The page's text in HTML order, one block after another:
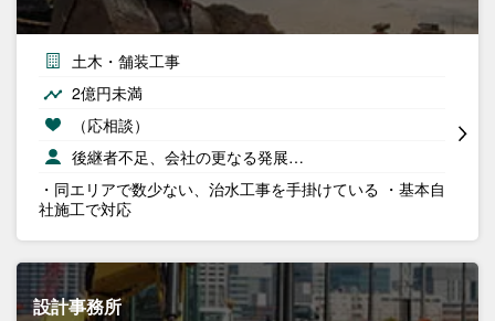
土木・舗装工事
2億円未満
（応相談）
後継者不足、会社の更なる発展…
・同エリアで数少ない、治水工事を手掛けている ・基本自
社施工で対応
設計事務所